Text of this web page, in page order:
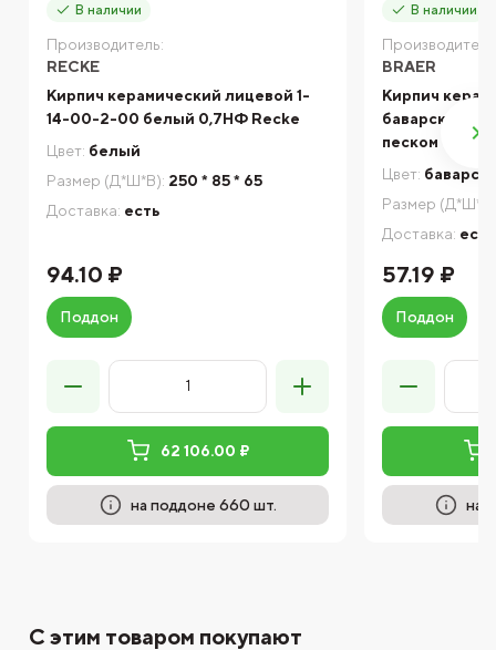
В наличии
Производитель:
RECKE
Кирпич керамический лицевой 1-
14-00-2-00 белый 0,7НФ Recke
Цвет: белый
Размер (Д*Ш*В): 250 * 85 * 65
Доставка: есть
94.10 ₽
Поддон
62 106.00 ₽
на поддоне 660 шт.
В наличии
BRAER
Кирпич
баварская
песком 1НФ
Цвет:
Размер
Доставка: есть
57.19 ₽
Поддон
на
С этим товаром покупают